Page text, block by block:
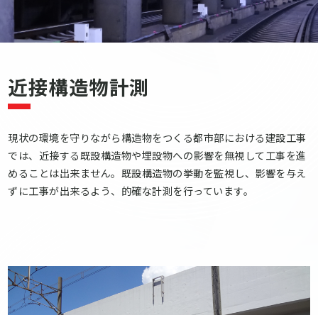
近接構造物計測
現状の環境を守りながら構造物をつくる都市部における建設工事
では、近接する既設構造物や埋設物への影響を無視して工事を進
めることは出来ません。既設構造物の挙動を監視し、影響を与え
ずに工事が出来るよう、的確な計測を行っています。